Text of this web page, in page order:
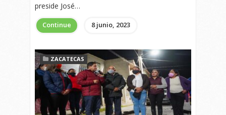
preside José…
Continue 8 junio, 2023
ZACATECAS